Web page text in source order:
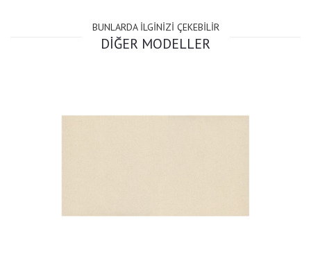
BUNLARDA İLGİNİZİ ÇEKEBİLİR
DİĞER MODELLER